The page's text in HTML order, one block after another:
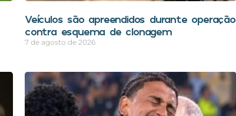
Veículos são apreendidos durante operação
contra esquema de clonagem
7 de agosto de 2026